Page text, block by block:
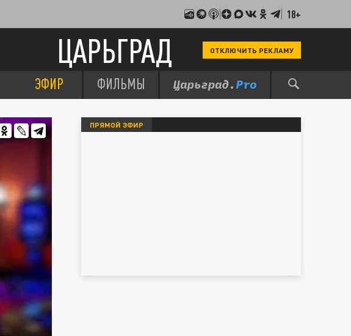
18+
ЦАРЬГРАД ОТКЛЮЧИТЬ РЕКЛАМУ
ЭФИР ФИЛЬМЫ
ПРЯМОЙ ЭФИР